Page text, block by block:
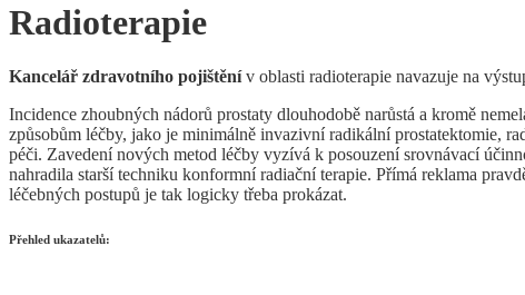
Radioterapie
Kancelář zdravotního pojištěnív oblasti radioterapie navazuje na
Incidence zhoubných nádorů prostaty dlouhodobě narůstá a kromě
způsobům léčby, jako je minimálně invazivní radikální prostatektomie,
péči. Zavedení nových metod léčby vyzívá k posouzení srovnávací
nahradila starší techniku konformní radiační terapie. Přímá reklama
léčebných postupů je tak logicky třeba prokázat.
Přehled ukazatelů: